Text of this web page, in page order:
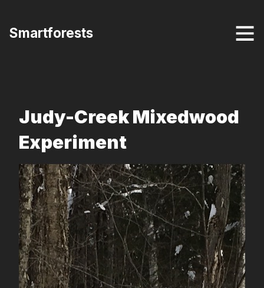
Smartforests
Judy-Creek Mixedwood
Experiment